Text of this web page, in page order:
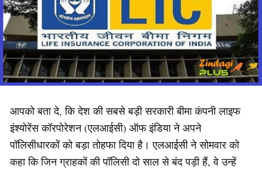
आपको बता दे, कि देश की सबसे बड़ी सरकारी बीमा कंपनी लाइफ
इंश्योरेंस कॉरपोरेशन (एलआईसी) ऑफ इंडिया ने अपने
पॉलिसीधारकों को बड़ा तोहफा दिया है। एलआईसी ने सोमवार को
कहा कि जिन ग्राहकों की पॉलिसी दो साल से बंद पड़ी हैं, वे उन्हें